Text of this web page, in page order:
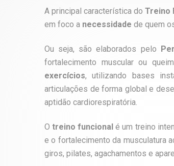
A principal característica do Treino
em foco a necessidade de quem
Ou seja, são elaborados pelo
fortalecimento muscular ou
exercícios, utilizando bases
articulações de forma global e
aptidão cardiorespiratória.
Otreino funcional é um treino
e o fortalecimento da musculatura
giros, pilates, agachamentos e